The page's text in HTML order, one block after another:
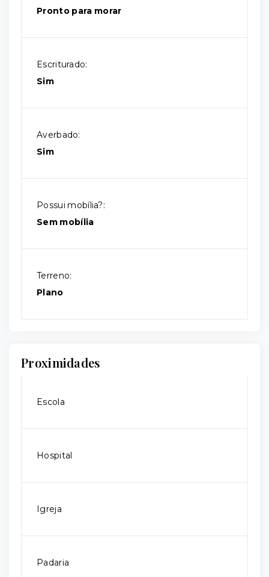
Pronto para morar
Escriturado:
Sim
Averbado:
Sim
Possui mobília?:
Sem mobília
Terreno:
Plano
Proximidades
Escola
Hospital
Igreja
Padaria